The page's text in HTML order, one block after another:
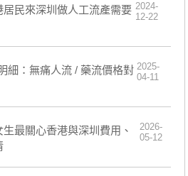
民來深圳做人工流產需要 2024-
12-22
細：無痛人流 / 藥流價格對 2025-
04-11
最關心香港與深圳費用、
2026-
05-12